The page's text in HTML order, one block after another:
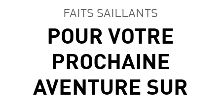
FAITS SAILLANTS
POUR VOTRE
PROCHAINE
AVENTURE SUR